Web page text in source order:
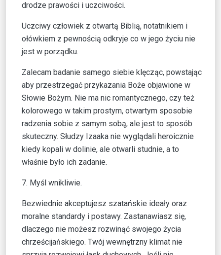
drodze prawości i uczciwości.
Uczciwy człowiek z otwartą Biblią, notatnikiem i
ołówkiem z pewnością odkryje co w jego życiu nie
jest w porządku.
Zalecam badanie samego siebie klęcząc, powstając
aby przestrzegać przykazania Boże objawione w
Słowie Bożym. Nie ma nic romantycznego, czy też
kolorowego w takim prostym, otwartym sposobie
radzenia sobie z samym sobą, ale jest to sposób
skuteczny. Słudzy Izaaka nie wyglądali heroicznie
kiedy kopali w dolinie, ale otwarli studnie, a to
właśnie było ich zadanie.
7. Myśl wnikliwie.
Bezwiednie akceptujesz szatańskie ideały oraz
moralne standardy i postawy. Zastanawiasz się,
dlaczego nie możesz rozwinąć swojego życia
chrześcijańskiego. Twój wewnętrzny klimat nie